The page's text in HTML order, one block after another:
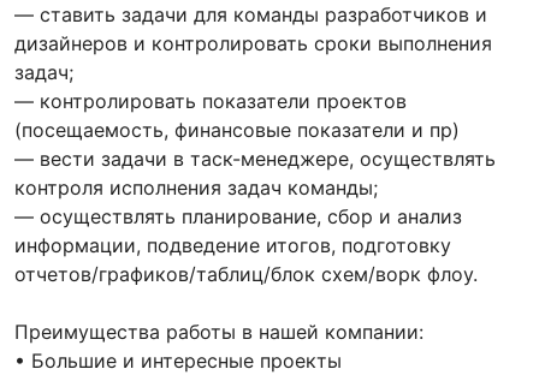
— ставить задачи для команды разработчиков и
дизайнеров и контролировать сроки выполнения
задач;
— контролировать показатели проектов
(посещаемость, финансовые показатели и пр)
— вести задачи в таск-менеджере, осуществлять
контроля исполнения задач команды;
— осуществлять планирование, сбор и анализ
информации, подведение итогов, подготовку
отчетов/графиков/таблиц/блок схем/ворк флоу.
Преимущества работы в нашей компании:
• Большие и интересные проекты